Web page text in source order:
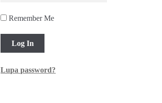
Remember Me
Lupa password?